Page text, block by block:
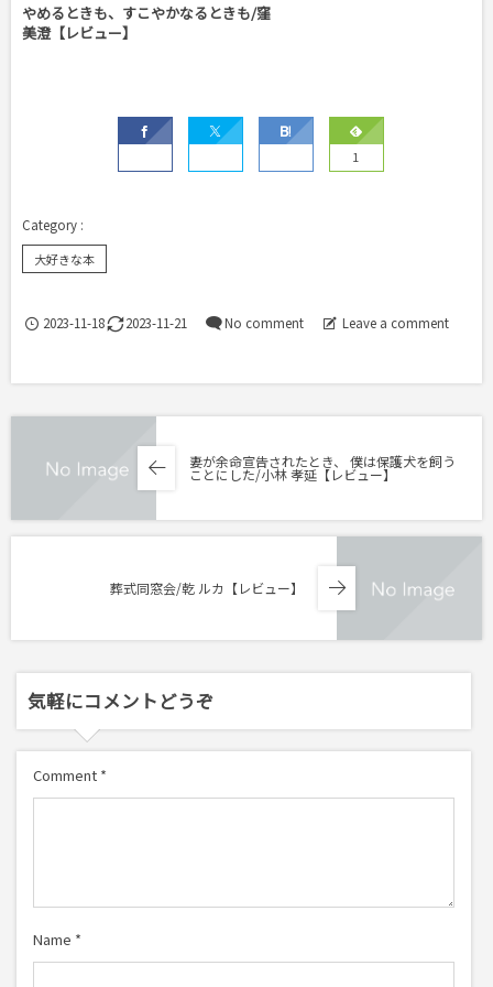
やめるときも、すこやかなるときも/窪
美澄【レビュー】
1
大好きな本
2023-11-18 2023-11-21 No comment Leave a comment
妻が余命宣告されたとき、 僕は保護犬を飼う
ことにした/小林 孝延【レビュー】
葬式同窓会/乾 ルカ【レビュー】
気軽にコメントどうぞ
Comment *
Name *